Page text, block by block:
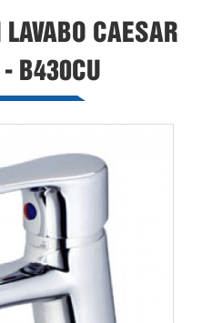
CAESAR
B430CU